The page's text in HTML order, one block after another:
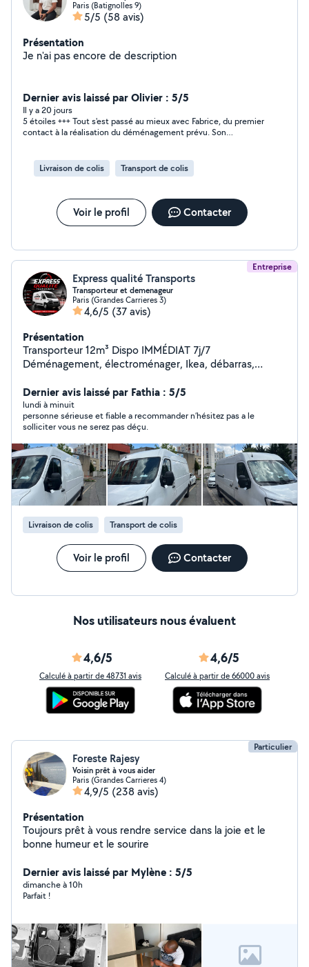
Paris (Batignolles 9)
5/5 (58 avis)
Présentation
Je n'ai pas encore de description
Dernier avis laissé par Olivier : 5/5
Il y a 20 jours
5 étoiles +++ Tout s'est passé au mieux avec Fabrice, du premier
contact à la réalisation du déménagement prévu. Son
autour d'un verre après la tâche. merci Fabrice et bravo !
Livraison de colis Transport de colis
Voir le profil Contacter
Entreprise
Express qualité Transports
Transporteur et demenageur
Paris (Grandes Carrieres 3)
4,6/5 (37 avis)
Présentation
Transporteur 12m³ Dispo IMMÉDIAT 7j/7
Déménagement, électroménager, Ikea, débarras,
(souvent dans l'heure) Aide au chargement possible Prix
correct, travail propre Paris & Île-de-France Réponse en
quelques minutes contactez-moi maintenant
Dernier avis laissé par Fathia : 5/5
lundi à minuit
personne sérieuse et fiable a recommander n’hésitez pas a le
solliciter vous ne serez pas déçu.
Livraison de colis Transport de colis
Voir le profil Contacter
Nos utilisateurs nous évaluent
4,6/5
Calculé à partir de 48731 avis
4,6/5
Calculé à partir de 66000 avis
Particulier
Foreste Rajesy
Voisin prêt à vous aider
Paris (Grandes Carrieres 4)
4,9/5 (238 avis)
Présentation
Toujours prêt à vous rendre service dans la joie et le
bonne humeur et le sourire
Dernier avis laissé par Mylène : 5/5
dimanche à 10h
Parfait !